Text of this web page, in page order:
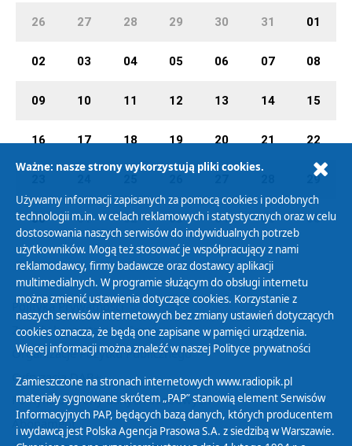
26 27 28 29 30 31 01
02 03 04 05 06 07 08
09 10 11 12 13 14 15
16 17 18 19 20 21 22
29
30 01 02 03 04 05 06
Polityka Prywatności
Zasady korzystania z Serwisu
Organizacje Pożytku Publicznego
Cyfryzacja DAB+
Polityka ochrony danych osobowych
Abonament
Ważne: nasze strony wykorzystują pliki cookies.
Używamy informacji zapisanych za pomocą cookies i podobnych
technologii m.in. w celach reklamowych i statystycznych oraz w celu
dostosowania naszych serwisów do indywidualnych potrzeb
użytkowników. Mogą też stosować je współpracujący z nami
reklamodawcy, firmy badawcze oraz dostawcy aplikacji
multimedialnych. W programie służącym do obsługi internetu
można zmienić ustawienia dotyczące cookies. Korzystanie z
naszych serwisów internetowych bez zmiany ustawień dotyczących
cookies oznacza, że będą one zapisane w pamięci urządzenia.
Więcej informacji można znaleźć w naszej Polityce prywatności
Zamieszczone na stronach internetowych www.radiopik.pl
materiały sygnowane skrótem „PAP” stanowią element Serwisów
Informacyjnych PAP, będących bazą danych, których producentem
i wydawcą jest Polska Agencja Prasowa S.A. z siedzibą w Warszawie.